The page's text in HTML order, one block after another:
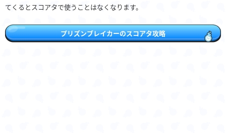
てくるとスコアタで使うことはなくなります。
プリズンブレイカーのスコアタ攻略